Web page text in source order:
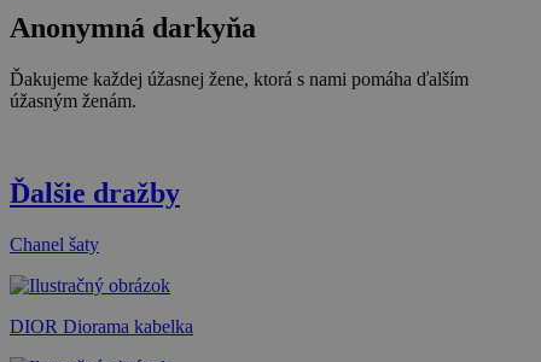
Anonymná darkyňa
Ďakujeme každej úžasnej žene, ktorá s nami pomáha ďalším
úžasným ženám.
Ďalšie dražby
Chanel šaty
DIOR Diorama kabelka